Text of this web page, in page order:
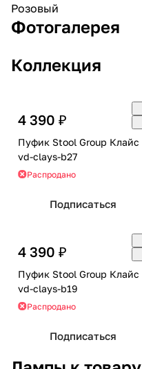
Розовый
Фотогалерея
Коллекция
4 390 ₽
Пуфик Stool Group Клайс
vd-clays-b27
Распродано
Подписаться
4 390 ₽
Пуфик Stool Group Клайс
vd-clays-b19
Распродано
Подписаться